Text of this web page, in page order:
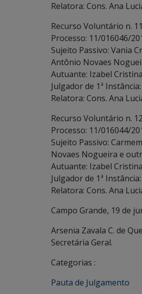
Relatora: Cons. Ana
Recurso Voluntário n.
Processo: 11/016046/
Sujeito Passivo: Vania
Antônio Novaes
Autuante: Izabel
Julgador de 1ª
Relatora: Cons. Ana
Recurso Voluntário n.
Processo: 11/016044/
Sujeito Passivo:
Novaes Nogueira e
Autuante: Izabel
Julgador de 1ª
Relatora: Cons. Ana
Campo Grande, 19 de
Arsenia Zavala C. de
Secretária Geral.
Categorias :
Pauta de Julgamento